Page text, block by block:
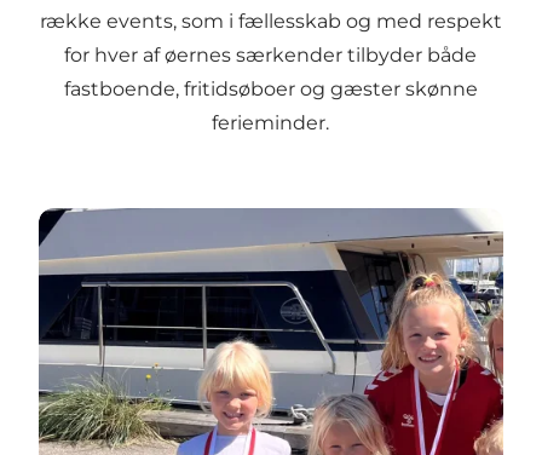
række events, som i fællesskab og med respekt
for hver af øernes særkender tilbyder både
fastboende, fritidsøboer og gæster skønne
ferieminder.
Ø-Skattejagt på Læsø